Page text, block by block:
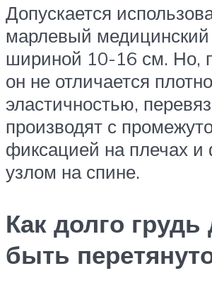
Допускается
марлевый
шириной 10-16 см. Но,
он не отличается
эластичностью,
производят с
фиксацией на плечах
узлом на спине.
Как долго
быть